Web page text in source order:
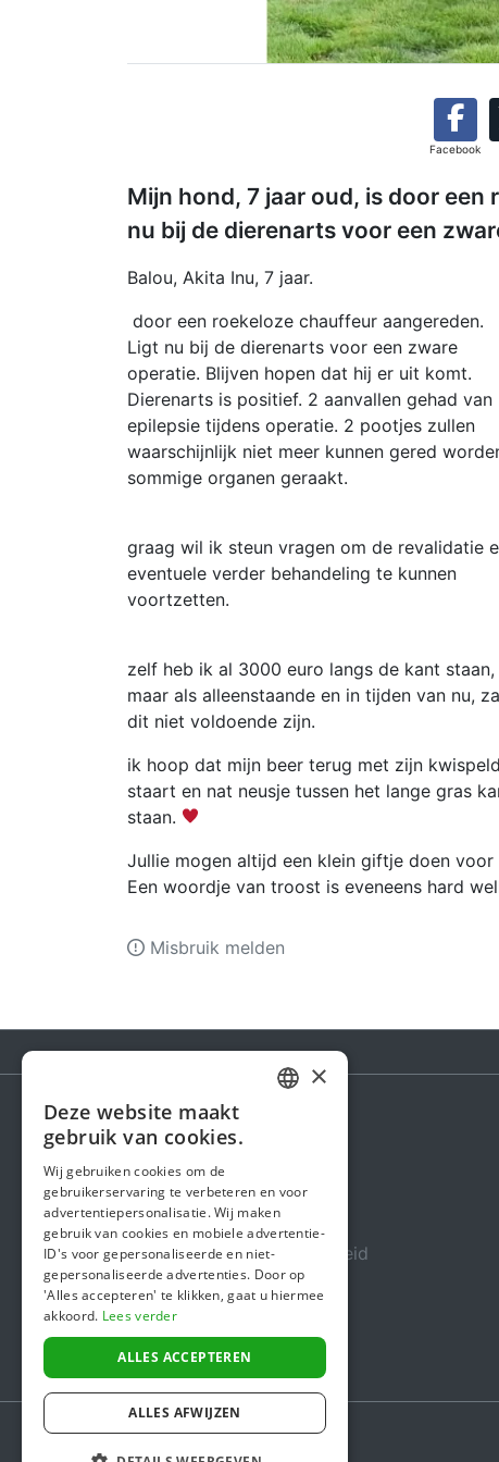
Facebook
Mijn hond, 7 jaar oud, is door
nu bij de dierenarts voor een
Balou, Akita Inu, 7 jaar.
door een roekeloze chauffeur aangereden.
Ligt nu bij de dierenarts voor een zware
operatie. Blijven hopen dat hij er uit komt.
Dierenarts is positief. 2 aanvallen gehad van
epilepsie tijdens operatie. 2 pootjes zullen
waarschijnlijk niet meer kunnen gered
sommige organen geraakt.
graag wil ik steun vragen om de revalidatie
eventuele verder behandeling te kunnen
voortzetten.
zelf heb ik al 3000 euro langs de kant staan,
maar als alleenstaande en in tijden van nu,
dit niet voldoende zijn.
ik hoop dat mijn beer terug met zijn
staart en nat neusje tussen het lange gras
staan.
Jullie mogen altijd een klein giftje doen voor
Een woordje van troost is eveneens hard
Misbruik melden
Steunactie
Over ons
In de media
Veiligheid & Betrouwbaarheid
Algemene voorwaarden
Privacybeleid
Cookiebeleid
ENGLISH
×
Deze website maakt
gebruik van cookies.
Wij gebruiken cookies om de
gebruikerservaring te verbeteren en voor
advertentiepersonalisatie. Wij maken
gebruik van cookies en mobiele advertentie-
ID's voor gepersonaliseerde en niet-
gepersonaliseerde advertenties. Door op
'Alles accepteren' te klikken, gaat u hiermee
akkoord. Lees verder
ALLES ACCEPTEREN
ALLES AFWIJZEN